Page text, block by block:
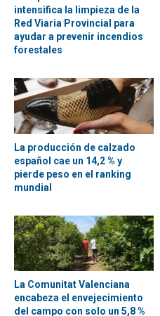
intensifica la limpieza de la
Red Viaria Provincial para
ayudar a prevenir incendios
forestales
La producción de calzado
español cae un 14,2 % y
pierde peso en el ranking
mundial
La Comunitat Valenciana
encabeza el envejecimiento
del campo con solo un 5,8 %